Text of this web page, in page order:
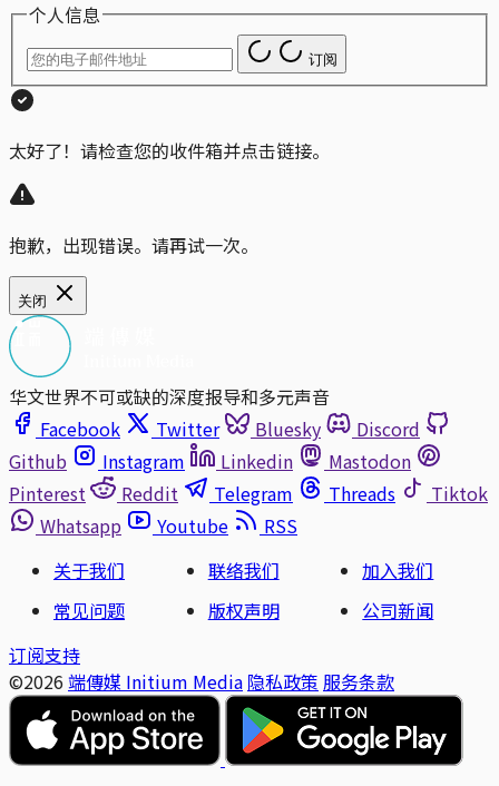
个人信息
订阅
太好了！请检查您的收件箱并点击链接。
抱歉，出现错误。请再试一次。
关闭
华文世界不可或缺的深度报导和多元声音
Facebook
Twitter Bluesky
Discord
Github
Instagram Linkedin
Mastodon
Pinterest
Reddit Telegram Threads
Tiktok
Whatsapp
Youtube
RSS
关于我们
联络我们
加入我们
常见问题
版权声明
公司新闻
订阅支持
©2026 端傳媒 Initium Media 隐私政策 服务条款